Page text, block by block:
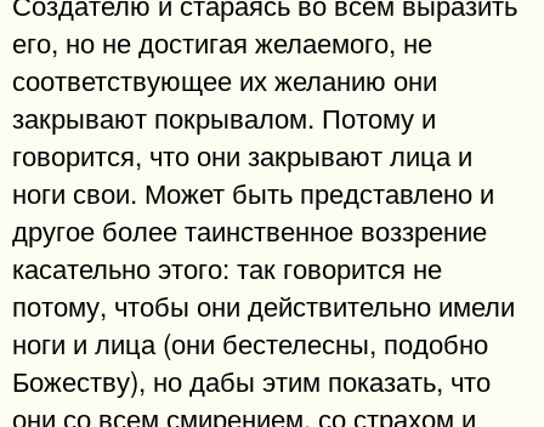
его, но не достигая желаемого, не
соответствующее их желанию они
закрывают покрывалом. Потому и
говорится, что они закрывают лица и
ноги свои. Может быть представлено и
другое более таинственное воззрение
касательно этого: так говорится не
потому, чтобы они действительно имели
ноги и лица (они бестелесны, подобно
Божеству), но дабы этим показать, что
они со всем смирением, со страхом и